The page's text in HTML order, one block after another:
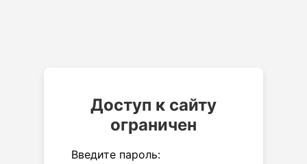
Доступ к сайту
ограничен
Введите пароль: